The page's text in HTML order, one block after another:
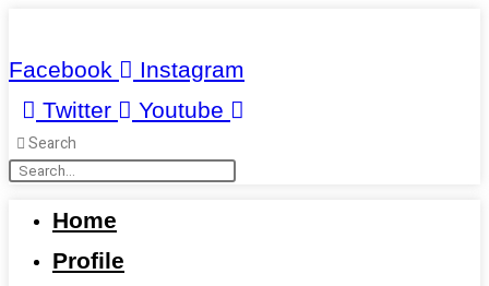
to
content
Facebook
Instagram
Twitter
Youtube
Search
Home
Profile